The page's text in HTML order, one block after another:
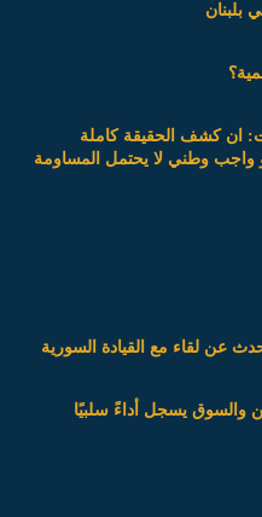
بلبنان
ان كشف الحقيقة كاملة
وطني لا يحتمل المساومة
عن لقاء مع القيادة السورية
والسوق يسجل أداءً سلبيًا